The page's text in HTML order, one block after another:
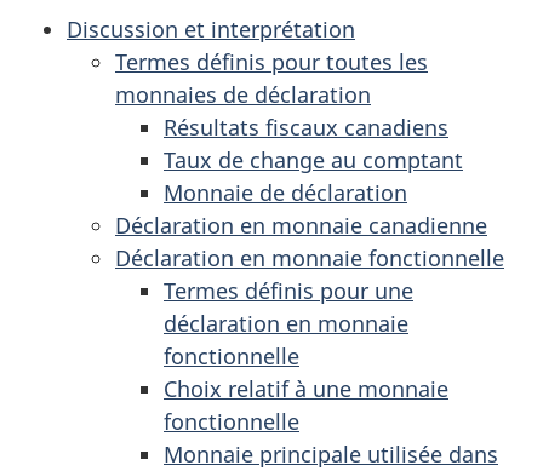
Discussion et interprétation
Termes définis pour toutes les
monnaies de déclaration
Résultats fiscaux canadiens
Taux de change au comptant
Monnaie de déclaration
Déclaration en monnaie canadienne
Déclaration en monnaie fonctionnelle
Termes définis pour une
déclaration en monnaie
fonctionnelle
Choix relatif à une monnaie
fonctionnelle
Monnaie principale utilisée dans